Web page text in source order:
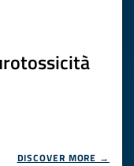
DISCOVER MORE →